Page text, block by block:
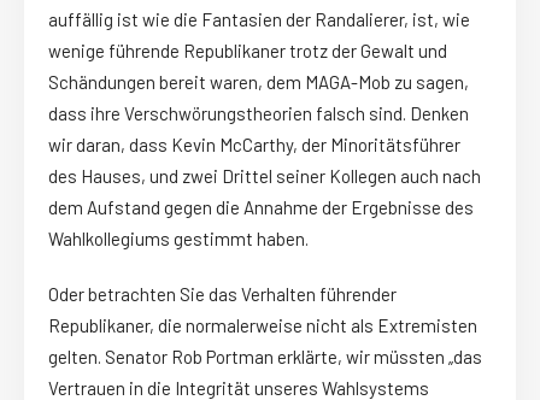
auffällig ist wie die Fantasien der Randalierer, ist, wie
wenige führende Republikaner trotz der Gewalt und
Schändungen bereit waren, dem MAGA-Mob zu sagen,
dass ihre Verschwörungstheorien falsch sind. Denken
wir daran, dass Kevin McCarthy, der Minoritätsführer
des Hauses, und zwei Drittel seiner Kollegen auch nach
dem Aufstand gegen die Annahme der Ergebnisse des
Wahlkollegiums gestimmt haben.
Oder betrachten Sie das Verhalten führender
Republikaner, die normalerweise nicht als Extremisten
gelten. Senator Rob Portman erklärte, wir müssten „das
Vertrauen in die Integrität unseres Wahlsystems